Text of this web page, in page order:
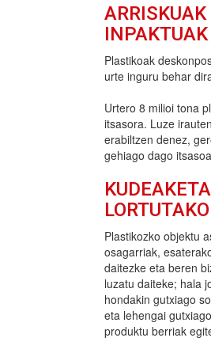
INPAKTUAK
Plastikoak
urte inguru behar
Urtero 8 milioi tona
itsasora. Luze
erabiltzen denez,
gehiago dago
Plastikozko objektu
osagarriak,
daitezke eta beren
luzatu daiteke; hala
hondakin gutxiago
eta lehengai
produktu berriak